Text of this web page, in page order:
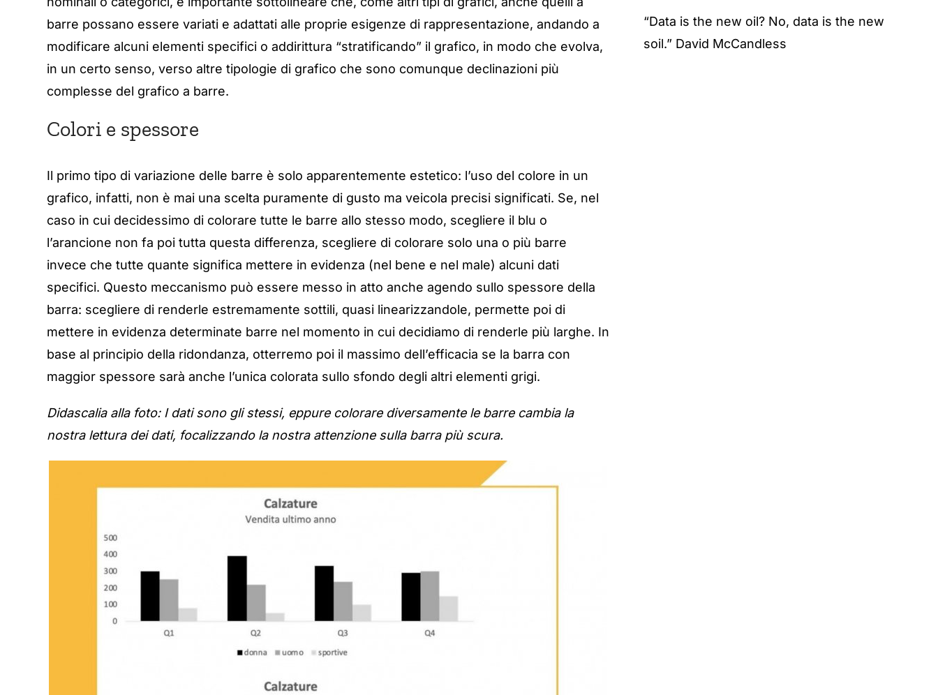
barre possano essere variati e adattati alle proprie esigenze di rappresentazione, andando a
modificare alcuni elementi specifici o addirittura “stratificando” il grafico, in modo che evolva,
in un certo senso, verso altre tipologie di grafico che sono comunque declinazioni più
complesse del grafico a barre.
Colori e spessore
Il primo tipo di variazione delle barre è solo apparentemente estetico: l’uso del colore in un
grafico, infatti, non è mai una scelta puramente di gusto ma veicola precisi significati. Se, nel
caso in cui decidessimo di colorare tutte le barre allo stesso modo, scegliere il blu o
l’arancione non fa poi tutta questa differenza, scegliere di colorare solo una o più barre
invece che tutte quante significa mettere in evidenza (nel bene e nel male) alcuni dati
specifici. Questo meccanismo può essere messo in atto anche agendo sullo spessore della
barra: scegliere di renderle estremamente sottili, quasi linearizzandole, permette poi di
mettere in evidenza determinate barre nel momento in cui decidiamo di renderle più larghe. In
base al principio della ridondanza, otterremo poi il massimo dell’efficacia se la barra con
maggior spessore sarà anche l’unica colorata sullo sfondo degli altri elementi grigi.
Didascalia alla foto: I dati sono gli stessi, eppure colorare diversamente le barre cambia la
nostra lettura dei dati, focalizzando la nostra attenzione sulla barra più scura.
“Data is the new oil? No, data is the new
soil.” David McCandless